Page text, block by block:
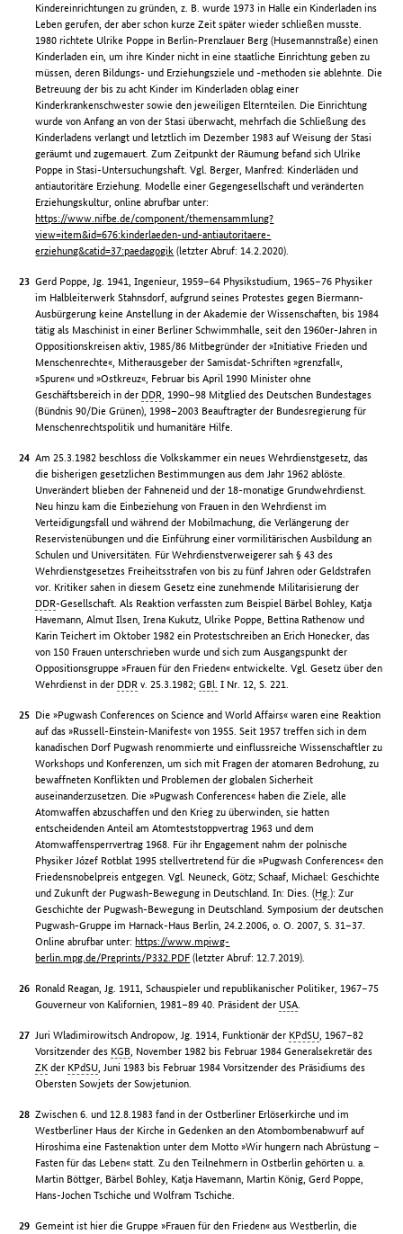
Kindereinrichtungen zu gründen, z. B. wurde 1973 in Halle ein Kinderladen ins
Leben gerufen, der aber schon kurze Zeit später wieder schließen musste.
1980 richtete Ulrike Poppe in Berlin-Prenzlauer Berg (Husemannstraße) einen
Kinderladen ein, um ihre Kinder nicht in eine staatliche Einrichtung geben zu
müssen, deren Bildungs- und Erziehungsziele und -methoden sie ablehnte. Die
Betreuung der bis zu acht Kinder im Kinderladen oblag einer
Kinderkrankenschwester sowie den jeweiligen Elternteilen. Die Einrichtung
wurde von Anfang an von der Stasi überwacht, mehrfach die Schließung des
Kinderladens verlangt und letztlich im Dezember 1983 auf Weisung der Stasi
geräumt und zugemauert. Zum Zeitpunkt der Räumung befand sich Ulrike
Poppe in Stasi-Untersuchungshaft. Vgl. Berger, Manfred: Kinderläden und
antiautoritäre Erziehung. Modelle einer Gegengesellschaft und veränderten
Erziehungskultur, online abrufbar unter:
https://www.nifbe.de/component/themensammlung?
view=item&id=676:kinderlaeden-und-antiautoritaere-
erziehung&catid=37:paedagogik (letzter Abruf: 14.2.2020).
Gerd Poppe, Jg. 1941, Ingenieur, 1959–64 Physikstudium, 1965–76 Physiker
im Halbleiterwerk Stahnsdorf, aufgrund seines Protestes gegen Biermann-
Ausbürgerung keine Anstellung in der Akademie der Wissenschaften, bis 1984
tätig als Maschinist in einer Berliner Schwimmhalle, seit den 1960er-Jahren in
Oppositionskreisen aktiv, 1985/86 Mitbegründer der »Initiative Frieden und
Menschenrechte«, Mitherausgeber der Samisdat-Schriften »grenzfall«,
»Spuren« und »Ostkreuz«, Februar bis April 1990 Minister ohne
Geschäftsbereich in der DDR, 1990–98 Mitglied des Deutschen Bundestages
(Bündnis 90/Die Grünen), 1998–2003 Beauftragter der Bundesregierung für
Menschenrechtspolitik und humanitäre Hilfe.
Am 25.3.1982 beschloss die Volkskammer ein neues Wehrdienstgesetz, das
die bisherigen gesetzlichen Bestimmungen aus dem Jahr 1962 ablöste.
Unverändert blieben der Fahneneid und der 18-monatige Grundwehrdienst.
Neu hinzu kam die Einbeziehung von Frauen in den Wehrdienst im
Verteidigungsfall und während der Mobilmachung, die Verlängerung der
Reservistenübungen und die Einführung einer vormilitärischen Ausbildung an
Schulen und Universitäten. Für Wehrdienstverweigerer sah § 43 des
Wehrdienstgesetzes Freiheitsstrafen von bis zu fünf Jahren oder Geldstrafen
vor. Kritiker sahen in diesem Gesetz eine zunehmende Militarisierung der
DDR-Gesellschaft. Als Reaktion verfassten zum Beispiel Bärbel Bohley, Katja
Havemann, Almut Ilsen, Irena Kukutz, Ulrike Poppe, Bettina Rathenow und
Karin Teichert im Oktober 1982 ein Protestschreiben an Erich Honecker, das
von 150 Frauen unterschrieben wurde und sich zum Ausgangspunkt der
Oppositionsgruppe »Frauen für den Frieden« entwickelte. Vgl. Gesetz über den
Wehrdienst in der DDR v. 25.3.1982;GBl. I Nr. 12, S. 221.
Die »Pugwash Conferences on Science and World Affairs« waren eine Reaktion
auf das »Russell-Einstein-Manifest« von 1955. Seit 1957 treffen sich in dem
kanadischen Dorf Pugwash renommierte und einflussreiche Wissenschaftler zu
Workshops und Konferenzen, um sich mit Fragen der atomaren Bedrohung, zu
bewaffneten Konflikten und Problemen der globalen Sicherheit
auseinanderzusetzen. Die »Pugwash Conferences« haben die Ziele, alle
Atomwaffen abzuschaffen und den Krieg zu überwinden, sie hatten
entscheidenden Anteil am Atomteststoppvertrag 1963 und dem
Atomwaffensperrvertrag 1968. Für ihr Engagement nahm der polnische
Physiker Józef Rotblat 1995 stellvertretend für die »Pugwash Conferences« den
Friedensnobelpreis entgegen. Vgl. Neuneck, Götz; Schaaf, Michael: Geschichte
und Zukunft der Pugwash-Bewegung in Deutschland. In: Dies. (Hg.): Zur
Geschichte der Pugwash-Bewegung in Deutschland. Symposium der deutschen
Pugwash-Gruppe im Harnack-Haus Berlin, 24.2.2006, o. O. 2007, S. 31–37.
Online abrufbar unter:https://www.mpiwg-
berlin.mpg.de/Preprints/P332.PDF (letzter Abruf: 12.7.2019).
Ronald Reagan, Jg. 1911, Schauspieler und republikanischer Politiker, 1967–75
Gouverneur von Kalifornien, 1981–89 40. Präsident der USA.
Juri Wladimirowitsch Andropow, Jg. 1914, Funktionär der KPdSU, 1967–82
Vorsitzender des KGB, November 1982 bis Februar 1984 Generalsekretär des
ZK der KPdSU, Juni 1983 bis Februar 1984 Vorsitzender des Präsidiums des
Obersten Sowjets der Sowjetunion.
Zwischen 6. und 12.8.1983 fand in der Ostberliner Erlöserkirche und im
Westberliner Haus der Kirche in Gedenken an den Atombombenabwurf auf
Hiroshima eine Fastenaktion unter dem Motto »Wir hungern nach Abrüstung –
Fasten für das Leben« statt. Zu den Teilnehmern in Ostberlin gehörten u. a.
Martin Böttger, Bärbel Bohley, Katja Havemann, Martin König, Gerd Poppe,
Hans-Jochen Tschiche und Wolfram Tschiche.
Gemeint ist hier die Gruppe »Frauen für den Frieden« aus Westberlin, die